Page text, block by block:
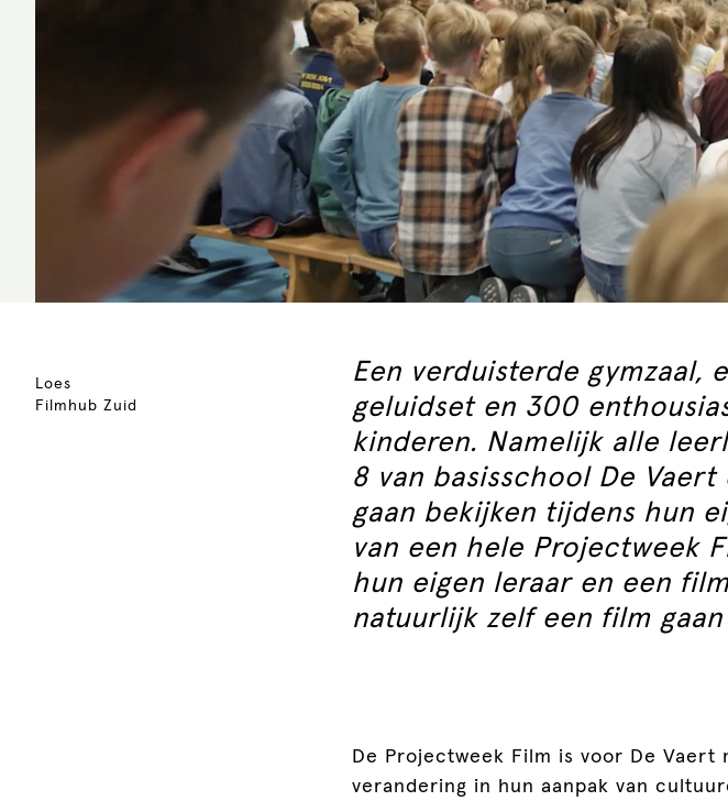
Loes
Filmhub Zuid
Een verduisterde gymzaal,
geluidset en 300
kinderen. Namelijk alle
8 van basisschool De
gaan bekijken tijdens hun
van een hele Projectweek
hun eigen leraar en een
natuurlijk zelf een film gaan
De Projectweek Film is voor De
verandering in hun aanpak van